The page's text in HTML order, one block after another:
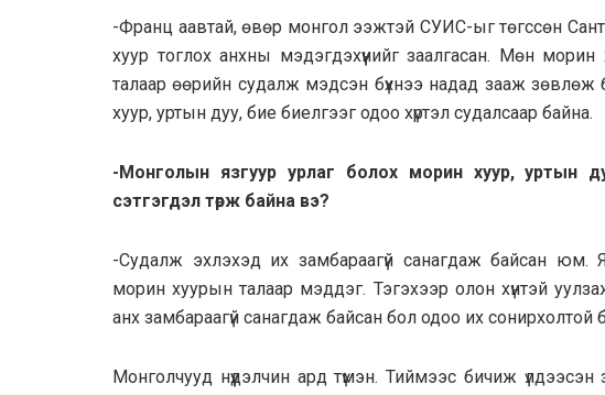
-Франц аавтай, өвөр монгол ээжтэй СУИС-ыг төгссөн
хуур тоглох анхны мэдэгдэхүүнийг заалгасан. Мөн
талаар өөрийн судалж мэдсэн бүхнээ надад зааж
хуур, уртын дуу, бие биелгээг одоо хүртэл судалсаар байна.
-Монголын язгуур урлаг болох морин хуур, уртын
сэтгэгдэл төрж байна вэ?
-Судалж эхлэхэд их замбараагүй санагдаж байсан юм.
морин хуурын талаар мэддэг. Тэгэхээр олон хүнтэй
анх замбараагүй санагдаж байсан бол одоо их сонирхолтой
Монголчууд нүүдэлчин ард түмэн. Тиймээс бичиж